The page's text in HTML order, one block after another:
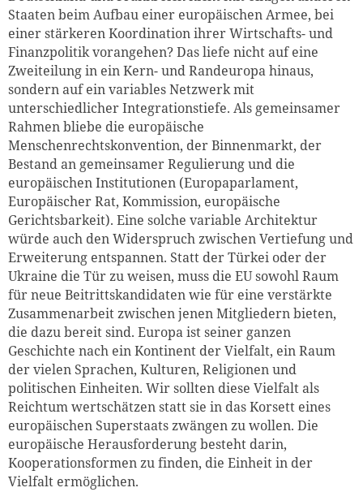
Staaten beim Aufbau einer europäischen Armee, bei
einer stärkeren Koordination ihrer Wirtschafts- und
Finanzpolitik vorangehen? Das liefe nicht auf eine
Zweiteilung in ein Kern- und Randeuropa hinaus,
sondern auf ein variables Netzwerk mit
unterschiedlicher Integrationstiefe. Als gemeinsamer
Rahmen bliebe die europäische
Menschenrechtskonvention, der Binnenmarkt, der
Bestand an gemeinsamer Regulierung und die
europäischen Institutionen (Europaparlament,
Europäischer Rat, Kommission, europäische
Gerichtsbarkeit). Eine solche variable Architektur
würde auch den Widerspruch zwischen Vertiefung und
Erweiterung entspannen. Statt der Türkei oder der
Ukraine die Tür zu weisen, muss die EU sowohl Raum
für neue Beitrittskandidaten wie für eine verstärkte
Zusammenarbeit zwischen jenen Mitgliedern bieten,
die dazu bereit sind. Europa ist seiner ganzen
Geschichte nach ein Kontinent der Vielfalt, ein Raum
der vielen Sprachen, Kulturen, Religionen und
politischen Einheiten. Wir sollten diese Vielfalt als
Reichtum wertschätzen statt sie in das Korsett eines
europäischen Superstaats zwängen zu wollen. Die
europäische Herausforderung besteht darin,
Kooperationsformen zu finden, die Einheit in der
Vielfalt ermöglichen.